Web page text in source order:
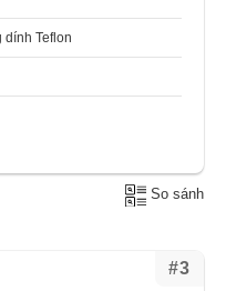
dính Teflon
So sánh
#3